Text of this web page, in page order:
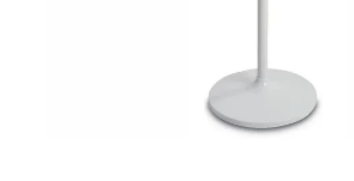
Sadzīves tehnika